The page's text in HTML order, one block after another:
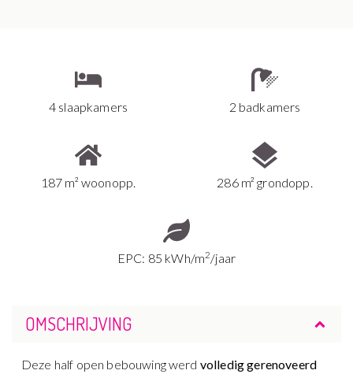
4 slaapkamers 2 badkamers
187 m² woonopp. 286 m² grondopp.
EPC: 85 kWh/m2/jaar
OMSCHRIJVING
Deze half open bebouwing werd volledig gerenoveerd